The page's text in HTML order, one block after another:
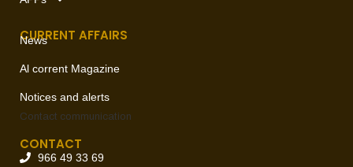
CURRENT AFFAIRS
News
Al corrent Magazine
Notices and alerts
Contact communication
CONTACT
966 49 33 69